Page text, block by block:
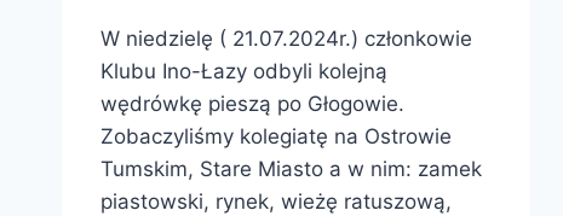
W niedzielę ( 21.07.2024r.) członkowie
Klubu Ino-Łazy odbyli kolejną
wędrówkę pieszą po Głogowie.
Zobaczyliśmy kolegiatę na Ostrowie
Tumskim, Stare Miasto a w nim: zamek
piastowski, rynek, wieżę ratuszową,